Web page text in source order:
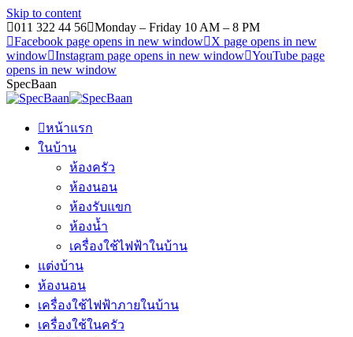
Skip to content
011 322 44 56 Monday – Friday 10 AM – 8 PM
Facebook page opens in new window
X page opens in new
window Instagram page opens in new window YouTube page
opens in new window
SpecBaan
หน้าแรก
ในบ้าน
ห้องครัว
ห้องนอน
ห้องรับแขก
ห้องน้ำ
เครื่องใช้ไฟฟ้าในบ้าน
แต่งบ้าน
ห้องนอน
เครื่องใช้ไฟฟ้าภายในบ้าน
เครื่องใช้ในครัว